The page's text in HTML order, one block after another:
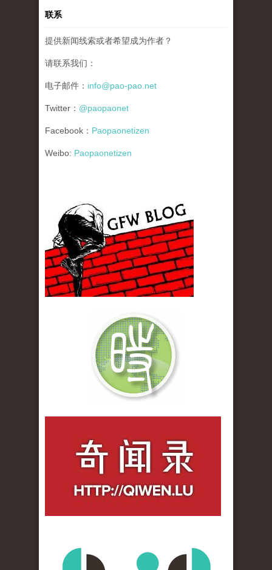
联系
提供新闻线索或者希望成为作者？
请联系我们：
电子邮件： info@pao-pao.net
Twitter： @paopaonet
Facebook： Paopaonetizen
Weibo: Paopaonetizen
gfw_blog_small.jpg